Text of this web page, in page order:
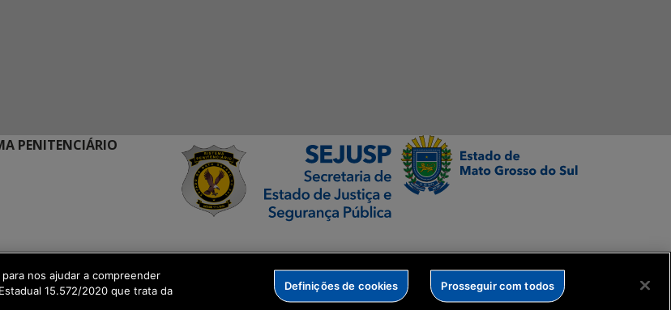
PENITENCIÁRIO
nos ajudar a compreender
15.572/2020 que trata da
Definições de cookies Prosseguir com todos